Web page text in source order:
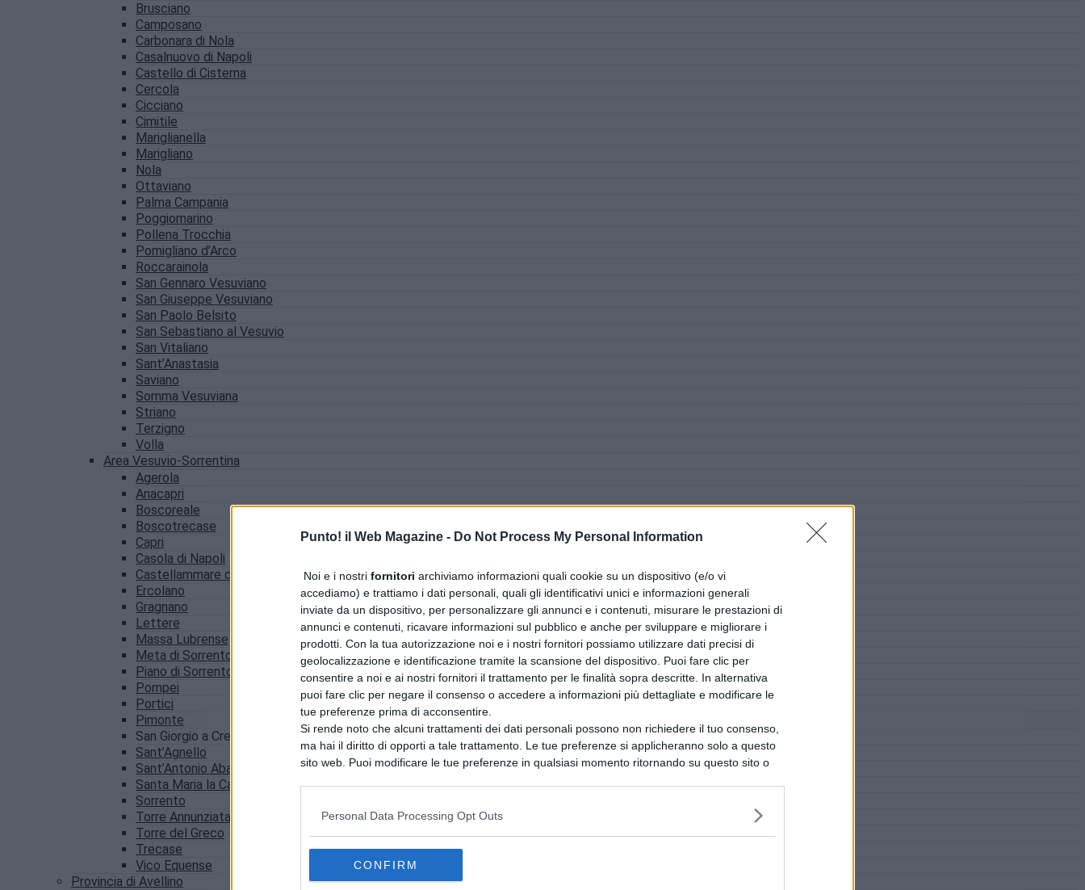
Punto! il Web Magazine - Do Not Process My Personal Information
Noi e i nostri fornitori archiviamo informazioni quali cookie su un dispositivo (e/o vi
accediamo) e trattiamo i dati personali, quali gli identificativi unici e informazioni generali
inviate da un dispositivo, per personalizzare gli annunci e i contenuti, misurare le prestazioni di
annunci e contenuti, ricavare informazioni sul pubblico e anche per sviluppare e migliorare i
prodotti. Con la tua autorizzazione noi e i nostri fornitori possiamo utilizzare dati precisi di
geolocalizzazione e identificazione tramite la scansione del dispositivo. Puoi fare clic per
consentire a noi e ai nostri fornitori il trattamento per le finalità sopra descritte. In alternativa
puoi fare clic per negare il consenso o accedere a informazioni più dettagliate e modificare le
tue preferenze prima di acconsentire.
Si rende noto che alcuni trattamenti dei dati personali possono non richiedere il tuo consenso,
ma hai il diritto di opporti a tale trattamento. Le tue preferenze si applicheranno solo a questo
sito web. Puoi modificare le tue preferenze in qualsiasi momento ritornando su questo sito o
Personal Data Processing Opt Outs
CONFIRM
Brusciano
Camposano
Carbonara di Nola
Casalnuovo di Napoli
Castello di Cisterna
Cercola
Cicciano
Cimitile
Mariglianella
Marigliano
Nola
Ottaviano
Palma Campania
Poggiomarino
Pollena Trocchia
Pomigliano d’Arco
Roccarainola
San Gennaro Vesuviano
San Giuseppe Vesuviano
San Paolo Belsito
San Sebastiano al Vesuvio
San Vitaliano
Sant’Anastasia
Saviano
Somma Vesuviana
Striano
Terzigno
Volla
Area Vesuvio-Sorrentina
Agerola
Anacapri
Boscoreale
Boscotrecase
Capri
Casola di Napoli
Castellammare di Stabia
Ercolano
Gragnano
Lettere
Massa Lubrense
Meta di Sorrento
Piano di Sorrento
Pompei
Portici
Pimonte
San Giorgio a Cremano
Sant’Agnello
Sant’Antonio Abate
Santa Maria la Carità
Sorrento
Torre Annunziata
Torre del Greco
Trecase
Vico Equense
Provincia di Avellino